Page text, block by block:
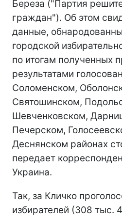
Береза ("Партия
граждан"). Об этом
данные,
городской
по итогам полученных
результатами
Соломенском,
Святошинском,
Шевченковском,
Печерском,
Деснянском районах
передает
Украина.
Так, за Кличко
избирателей (308 тыс.